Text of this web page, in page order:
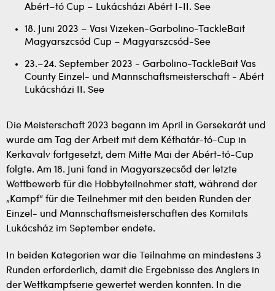
Abért–tó Cup – Lukácsházi Abért I-II. See
18. Juni 2023 – Vasi Vizeken-Garbolino-TackleBait
Magyarszcsód Cup – Magyarszcsód-See
23.–24. September 2023 - Garbolino-TackleBait Vas
County Einzel- und Mannschaftsmeisterschaft - Abért
Lukácsházi II. See
Die Meisterschaft 2023 begann im April in Gersekarát und
wurde am Tag der Arbeit mit dem Kéthatár-tó-Cup in
Kerkavalv fortgesetzt, dem Mitte Mai der Abért-tó-Cup
folgte. Am 18. Juni fand in Magyarszecsőd der letzte
Wettbewerb für die Hobbyteilnehmer statt, während der
„Kampf“ für die Teilnehmer mit den beiden Runden der
Einzel- und Mannschaftsmeisterschaften des Komitats
Lukácsház im September endete.
In beiden Kategorien war die Teilnahme an mindestens 3
Runden erforderlich, damit die Ergebnisse des Anglers in
der Wettkampfserie gewertet werden konnten. In die